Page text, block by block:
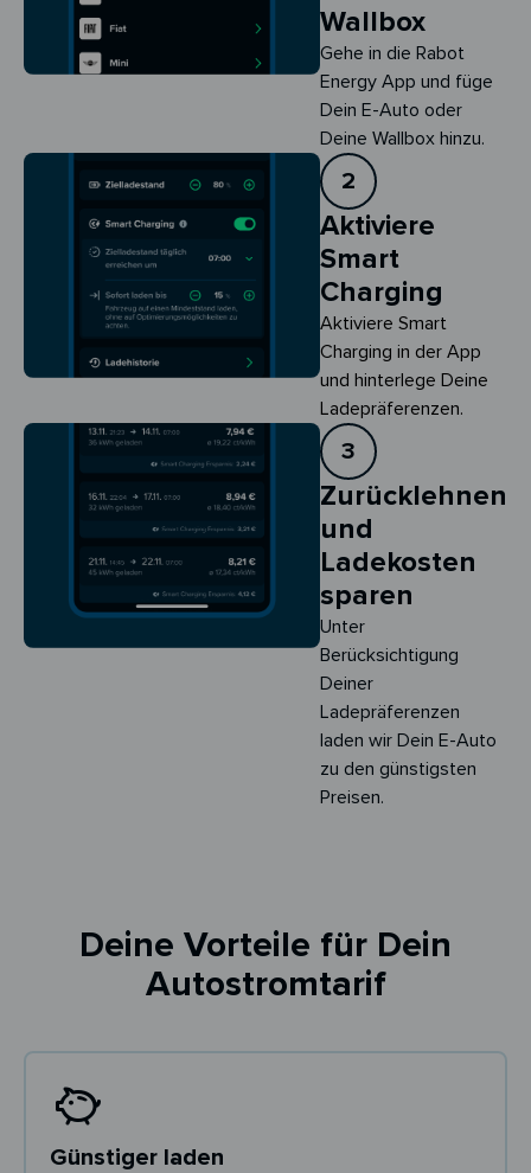
Wallbox
Gehe in die Rabot
Energy App und füge
Dein E-Auto oder
Deine Wallbox hinzu.
2
Aktiviere
Smart
Charging
Aktiviere Smart
Charging in der App
und hinterlege Deine
Ladepräferenzen.
3
Zurücklehnen
und
Ladekosten
sparen
Unter
Berücksichtigung
Deiner
Ladepräferenzen
laden wir Dein E-Auto
zu den günstigsten
Preisen.
Deine Vorteile für Dein
Autostromtarif
Günstiger laden